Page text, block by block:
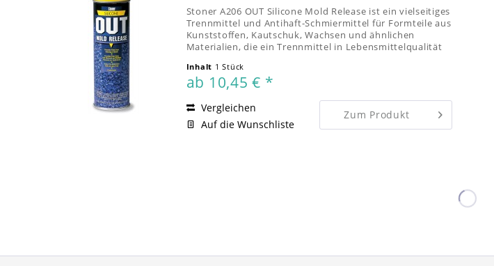
Stoner A206 OUT Silicone Mold Release ist ein vielseitiges
Trennmittel und Antihaft-Schmiermittel für Formteile aus
Kunststoffen, Kautschuk, Wachsen und ähnlichen
Materialien, die ein Trennmittel in Lebensmittelqualität
Inhalt 1 Stück
ab 10,45 € *
Zum Produkt
Vergleichen
Auf die Wunschliste